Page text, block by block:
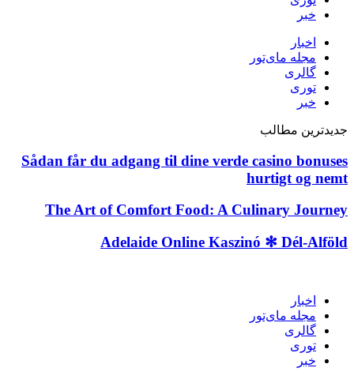
خبر
اخبار
مجله مای‌تور
گالری
توری
خبر
جدیدترین مطالب
Sådan får du adgang til dine verde casino bonuses
hurtigt og nemt
The Art of Comfort Food: A Culinary Journey
Adelaide Online Kaszinó ✻ Dél-Alföld
اخبار
مجله مای‌تور
گالری
توری
خبر